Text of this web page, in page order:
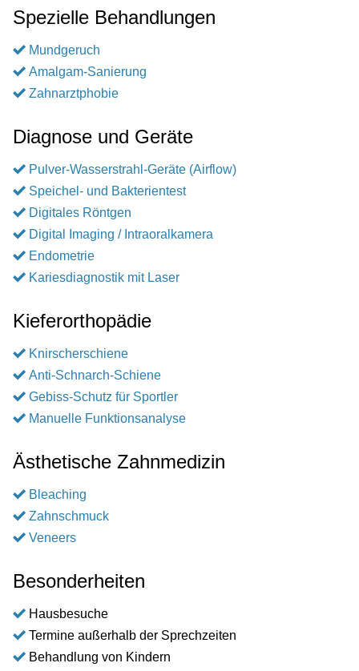
Spezielle Behandlungen
Mundgeruch
Amalgam-Sanierung
Zahnarztphobie
Diagnose und Geräte
Pulver-Wasserstrahl-Geräte (Airflow)
Speichel- und Bakterientest
Digitales Röntgen
Digital Imaging / Intraoralkamera
Endometrie
Kariesdiagnostik mit Laser
Kieferorthopädie
Knirscherschiene
Anti-Schnarch-Schiene
Gebiss-Schutz für Sportler
Manuelle Funktionsanalyse
Ästhetische Zahnmedizin
Bleaching
Zahnschmuck
Veneers
Besonderheiten
Hausbesuche
Termine außerhalb der Sprechzeiten
Behandlung von Kindern